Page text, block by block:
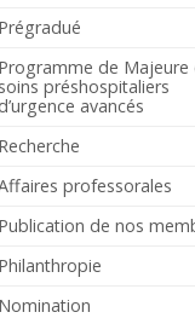
Prégradué
Programme de Majeure
soins préshospitaliers
d’urgence avancés
Recherche
professorales
Publication de nos
Philanthropie
Nomination